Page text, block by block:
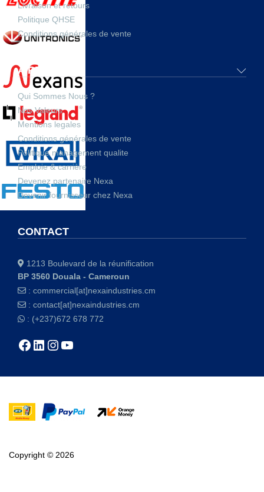
Livraison et retours
Politique QHSE
Conditions générales de vente
A PROPOS
Qui Sommes Nous ?
Nos Valeurs
Mentions legales
Conditions générales de vente
Politique management qualite
Emploie & carrière
Devenez partenaire Nexa
Devenir fournisseur chez Nexa
CONTACT
1213 Boulevard de la réunification
BP 3560 Douala - Cameroun
: commercial[at]nexaindustries.cm
: contact[at]nexaindustries.cm
: (+237)672 678 772
Copyright © 2026